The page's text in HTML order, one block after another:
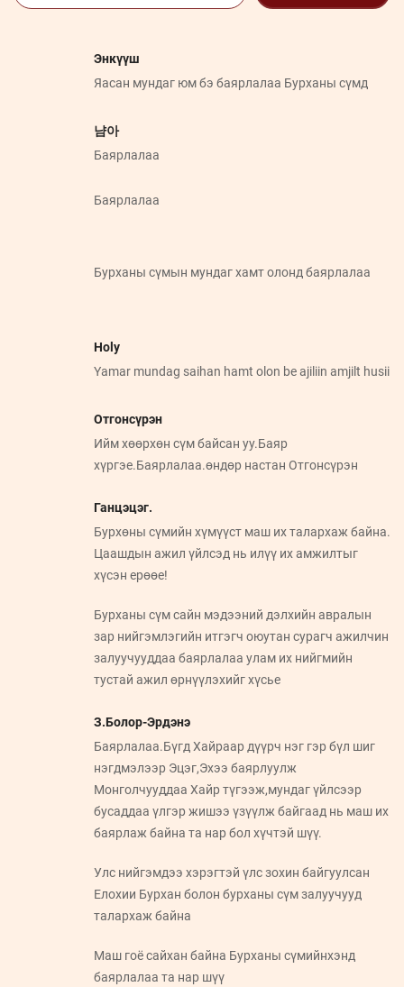
Энкүүш
Яасан мундаг юм бэ баярлалаа Бурханы сүмд
냠아
Баярлалаа
Баярлалаа
Бурханы сүмын мундаг хамт олонд баярлалаа
Holy
Yamar mundag saihan hamt olon be ajiliin amjilt husii
Отгонсүрэн
Ийм хөөрхөн сүм байсан уу.Баяр
хүргэе.Баярлалаа.өндөр настан Отгонсүрэн
Ганцэцэг.
Бурхөны сүмийн хүмүүст маш их талархаж байна.
Цаашдын ажил үйлсэд нь илүү их амжилтыг
хүсэн ерөөе!
Бурханы сүм сайн мэдээний дэлхийн авралын
зар нийгэмлэгийн итгэгч оюутан сурагч ажилчин
залуучууддаа баярлалаа улам их нийгмийн
тустай ажил өрнүүлэхийг хүсье
З.Болор-Эрдэнэ
Баярлалаа.Бүгд Хайраар дүүрч нэг гэр бүл шиг
нэгдмэлээр Эцэг,Эхээ баярлуулж
Монголчууддаа Хайр түгээж,мундаг үйлсээр
бусаддаа үлгэр жишээ үзүүлж байгаад нь маш их
баярлаж байна та нар бол хүчтэй шүү.
Улс нийгэмдээ хэрэгтэй үлс зохин байгуулсан
Елохии Бурхан болон бурханы сүм залуучууд
талархаж байна
Маш гоё сайхан байна Бурханы сүмийнхэнд
баярлалаа та нар шүү